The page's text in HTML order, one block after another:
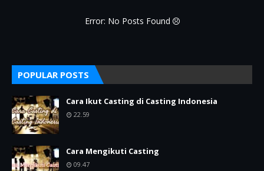
Error: No Posts Found
POPULAR POSTS
Cara Ikut Casting di Casting Indonesia
22.59
Cara Mengikuti Casting
09.47